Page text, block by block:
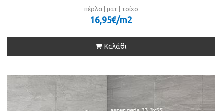
πέρλα | ματ | τοίχο
16,95€/m2
Καλάθι